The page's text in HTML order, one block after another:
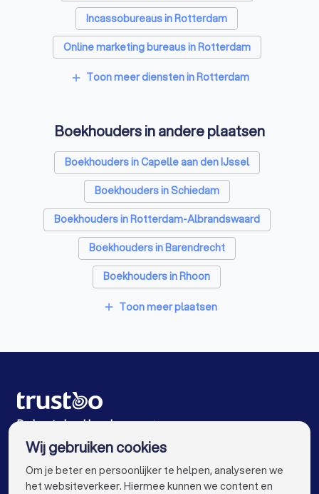
Incassobureaus in Rotterdam
Online marketing bureaus in Rotterdam
Tekstschrijvers in Rotterdam
SEO-specialisten in Rotterdam
Grafisch ontwerpers in Rotterdam
Reclamebureaus in Rotterdam
Koffieautomaat leveranciers in Rotterdam
Accountants in Rotterdam
add Toon meer diensten in Rotterdam
Boekhouders in andere plaatsen
Boekhouders in Capelle aan den IJssel
Boekhouders in Schiedam
Boekhouders in Rotterdam-Albrandswaard
Boekhouders in Barendrecht
Boekhouders in Rhoon
Boekhouders in Bergschenhoek
Boekhouders in Vondelingenplaat Rotterdam
Boekhouders in Amsterdam
Boekhouders in Den Haag
Boekhouders in Utrecht
add Toon meer plaatsen
De beste boekhouders voor jou
Wij gebruiken cookies
Om je beter en persoonlijker te helpen, analyseren we
het websiteverkeer. Hiermee kunnen we content en